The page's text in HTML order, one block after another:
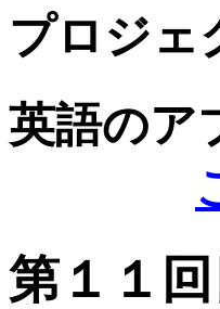
プロジェ
英語のア
第１１回